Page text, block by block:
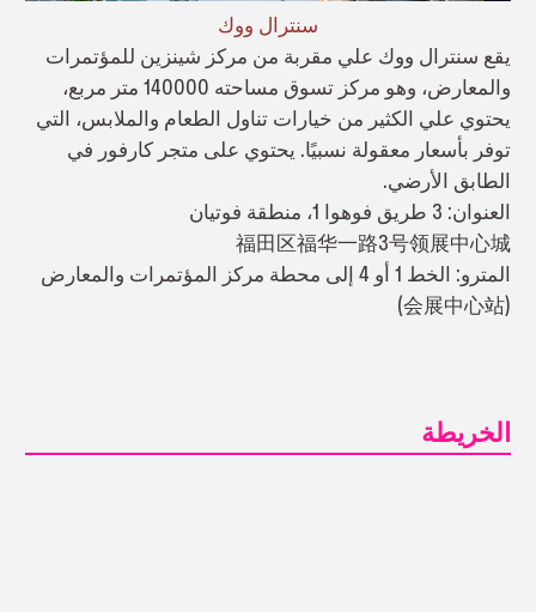
سنترال ووك
يقع سنترال ووك علي مقربة من مركز شينزين للمؤتمرات
والمعارض، وهو مركز تسوق مساحته 140000 متر مربع،
يحتوي علي الكثير من خيارات تناول الطعام والملابس، التي
توفر بأسعار معقولة نسبيًا. يحتوي على متجر كارفور في
الطابق الأرضي.
العنوان: 3 طريق فوهوا 1، منطقة فوتيان
福田区福华一路3号领展中心城
المترو: الخط 1 أو 4 إلى محطة مركز المؤتمرات والمعارض
(会展中心站)
الخريطة